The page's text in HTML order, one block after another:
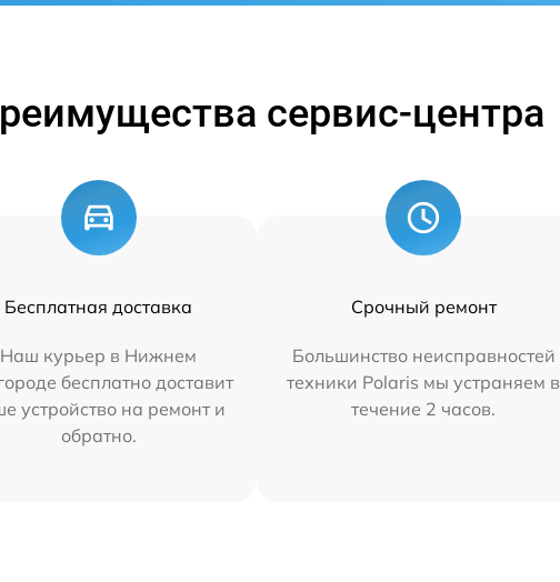
сервис-центра
Бесплатная доставка
Наш курьер в Нижнем
бесплатно доставит
устройство на ремонт и
обратно.
Срочный ремонт
Большинство неисправностей
техники Polaris мы устраняем в
течение 2 часов.